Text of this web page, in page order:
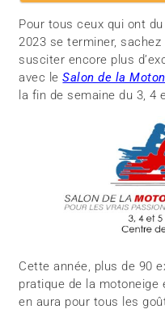
Pour tous ceux qui ont
2023 se terminer,
susciter encore plus
avec leSalon de la
la fin de semaine du 3, 4
Cette année, plus de 90
pratique de la
en aura pour tous les